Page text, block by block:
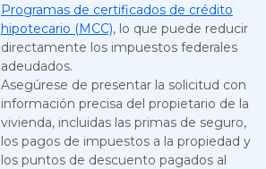
Programas de certificados de crédito
hipotecario (MCC), lo que puede reducir
directamente los impuestos federales
adeudados.
Asegúrese de presentar la solicitud con
información precisa del propietario de la
vivienda, incluidas las primas de seguro,
los pagos de impuestos a la propiedad y
los puntos de descuento pagados al